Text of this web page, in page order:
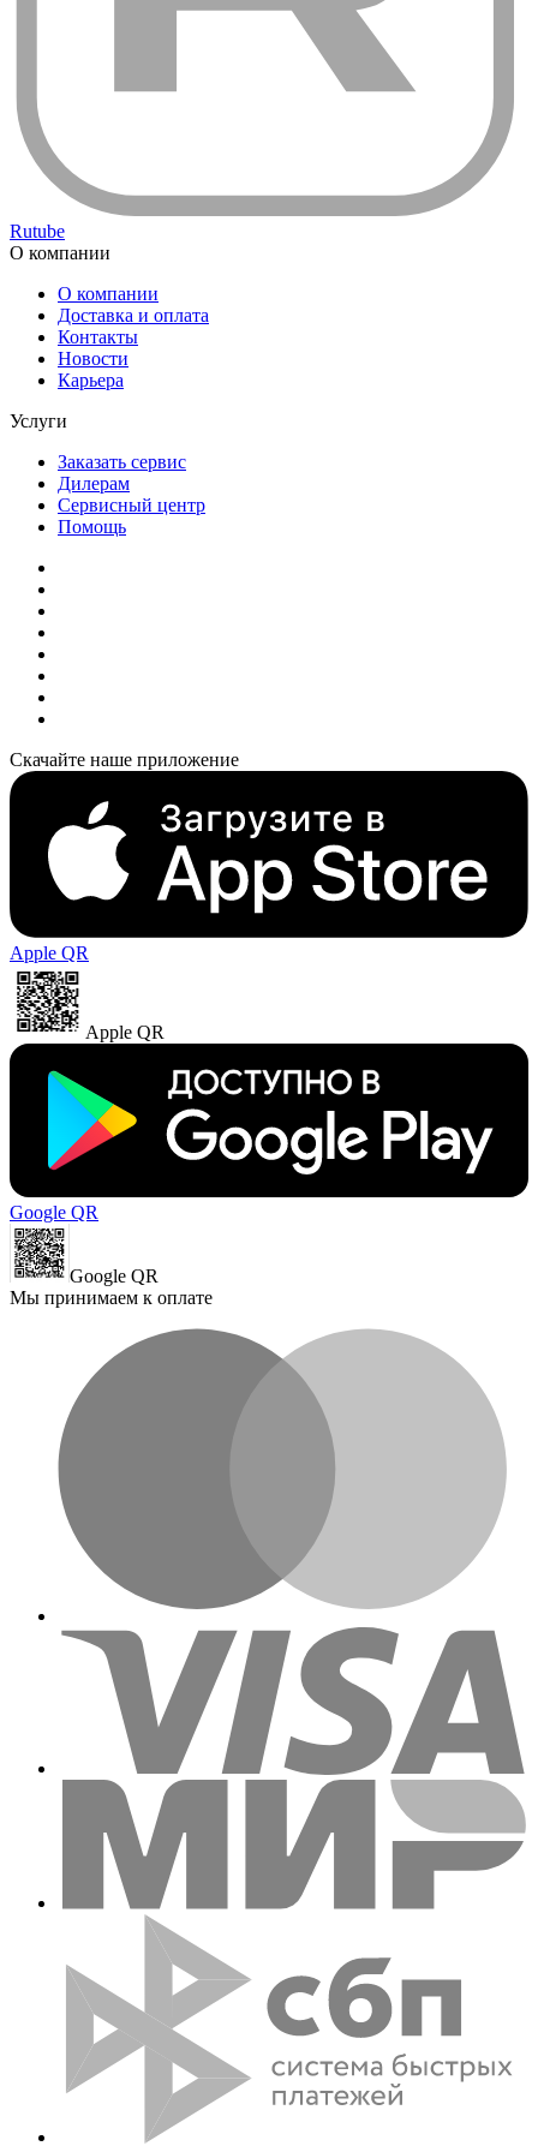
Rutube
О компании
О компании
Доставка и оплата
Контакты
Новости
Карьера
Услуги
Заказать сервис
Дилерам
Сервисный центр
Помощь
Скачайте наше приложение
Apple QR
Apple QR
Google QR
Google QR
Мы принимаем к оплате